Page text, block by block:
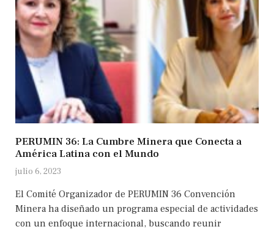
PERUMIN 36: La Cumbre Minera que Conecta a
América Latina con el Mundo
julio 6, 2023
El Comité Organizador de PERUMIN 36 Convención
Minera ha diseñado un programa especial de actividades
con un enfoque internacional, buscando reunir